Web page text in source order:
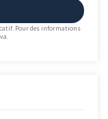
Pour des informations